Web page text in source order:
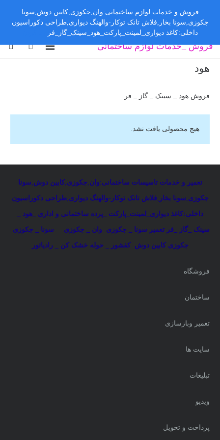
فروش _خدمات لوازم ساختمانی
هود
فروش هود _ سینک _ گاز _ فر
هیچ محصولی یافت نشد.
تعمیر و خدمات تاسیسات ساختمانی:وان,جکوزی,کابین دوش,سونا
جکوزی,سونا بخار ,فلاش تانک توکار-والهنگ دیواری,طراحی دکوراسیون
داخلی:کاغذ دیواری_لمینت_پارکت _پرده ساختمانی و اداری _هود _
سینک _گاز _فر تعمیر سونا _ جکوزی وان _ جکوزی سونا _ جکوزی
جکوزی کابین دوش کفشور _ حوله خشک کن _ رادیاتور
فروشگاه
ساختمان
تعمیر وبازسازی
سایت ها
تبلیغات
ویدیو
پرداخت و تحویل
فروش و خدمات لوازم ساختمانی:وان,جکوزی,کابین دوش,سونا
جکوزی,سونا بخار,فلاش تانک توکار-والهنگ دیواری,طراحی دکوراسیون
داخلی:کاغذ دیواری_لمینت_پارکت_هود_سینک_گاز_فر